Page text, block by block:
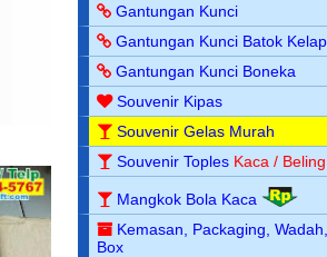
Gantungan Kunci
Gantungan Kunci Batok
Gantungan Kunci Boneka
Souvenir Kipas
Souvenir Gelas Murah
Souvenir Toples Kaca / Beling
Mangkok Bola Kaca
Kemasan, Packaging,
Box